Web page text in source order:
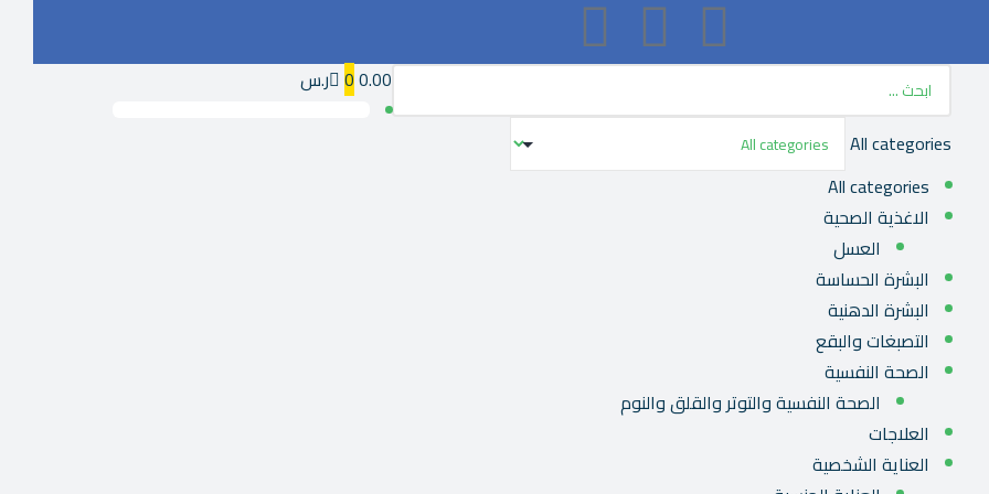
All categories
All categories
الاغذية الصحية
العسل
البشرة الحساسة
البشرة الدهنية
التصبغات والبقع
الصحة النفسية
الصحة النفسية والتوتر والقلق والنوم
العلاجات
العناية الشخصية
00.00ر.س